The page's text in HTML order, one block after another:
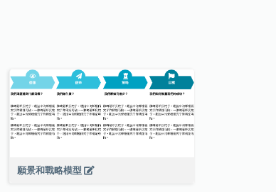
願景和戰略模型